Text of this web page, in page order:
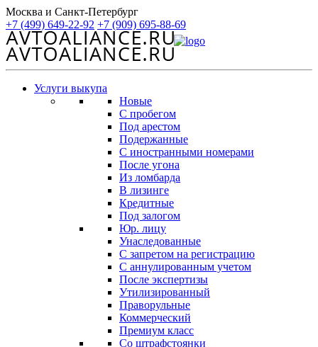
Москва и Санкт-Петербург
+7 (499) 649-22-92 +7 (909) 695-88-69
Услуги выкупа
Новые
С пробегом
Под арестом
Подержанные
С иностранными номерами
После угона
Из ломбарда
В лизинге
Кредитные
Под залогом
Юр. лицу
Унаследованные
С запретом на регистрацию
С аннулированным учетом
После экспертизы
Утилизированный
Праворульные
Коммерческий
Премиум класс
Со штрафстоянки